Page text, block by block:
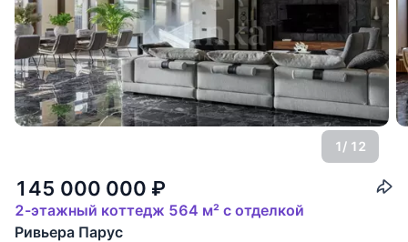
1/ 12
145 000 000 ₽
2-этажный коттедж 564 м² с отделкой
Ривьера Парус